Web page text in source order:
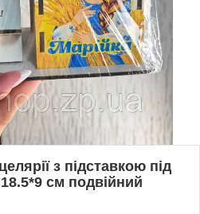
з підставкою під
см подвійний